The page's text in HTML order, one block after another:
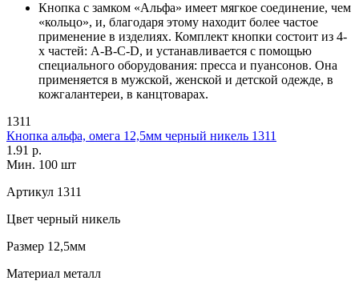
Кнопка с замком «Альфа» имеет мягкое соединение, чем
«кольцо», и, благодаря этому находит более частое
применение в изделиях. Комплект кнопки состоит из 4-
х частей: А-В-С-D, и устанавливается с помощью
специального оборудования: пресса и пуансонов. Она
применяется в мужской, женской и детской одежде, в
кожгалантереи, в канцтоварах.
1311
Кнопка альфа, омега 12,5мм черный никель 1311
1.91 р.
Мин. 100 шт
Артикул 1311
Цвет черный никель
Размер 12,5мм
Материал металл